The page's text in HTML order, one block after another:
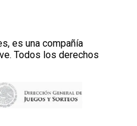
es una compañía
Todos los derechos